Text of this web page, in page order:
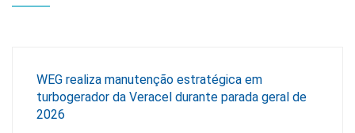
WEG realiza manutenção estratégica em
turbogerador da Veracel durante parada geral de
2026